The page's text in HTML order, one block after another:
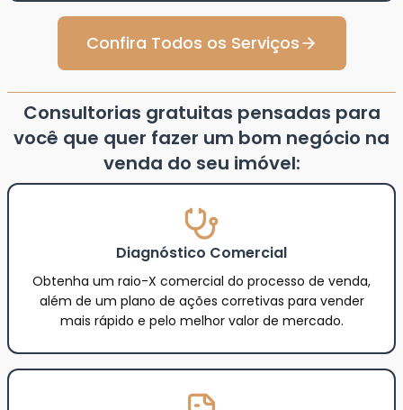
Confira Todos os Serviços
Consultorias gratuitas pensadas para
você que quer fazer um bom negócio na
venda do seu imóvel:
Diagnóstico Comercial
Obtenha um raio-X comercial do processo de venda,
além de um plano de ações corretivas para vender
mais rápido e pelo melhor valor de mercado.